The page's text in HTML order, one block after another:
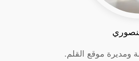
ومديرة موقع القلم.